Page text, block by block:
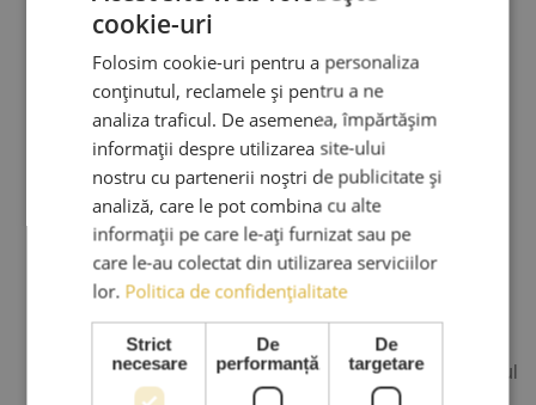
Adauga la Produse preferate
Reducere
Perie par mica din par de mistret –
AMA Luxury
150,00lei Prețul inițial a fost: 150,00 lei.89,00
Prețul
curent este: 89,00 lei.
TVA Inclus Adaugă în coș
cookie-uri
Folosim cookie-uri pentru a personaliza
conținutul, reclamele și pentru a ne
analiza traficul. De asemenea, împărtășim
informații despre utilizarea site-ului
nostru cu partenerii noștri de publicitate și
analiză, care le pot combina cu alte
informații pe care le-ați furnizat sau pe
care le-au colectat din utilizarea serviciilor
lor. Politica de confidențialitate
Strict
necesare
De
performanță
De
targetare